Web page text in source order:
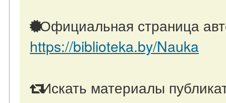
Официальная страница
https://biblioteka.by/Nauka
Искать материалы